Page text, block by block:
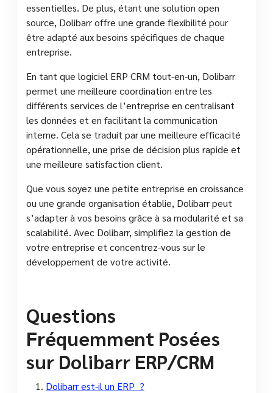
essentielles. De plus, étant une solution open
source, Dolibarr offre une grande flexibilité pour
être adapté aux besoins spécifiques de chaque
entreprise.
En tant que logiciel ERP CRM tout-en-un, Dolibarr
permet une meilleure coordination entre les
différents services de l’entreprise en centralisant
les données et en facilitant la communication
interne. Cela se traduit par une meilleure efficacité
opérationnelle, une prise de décision plus rapide et
une meilleure satisfaction client.
Que vous soyez une petite entreprise en croissance
ou une grande organisation établie, Dolibarr peut
s’adapter à vos besoins grâce à sa modularité et sa
scalabilité. Avec Dolibarr, simplifiez la gestion de
votre entreprise et concentrez-vous sur le
développement de votre activité.
Questions
Fréquemment Posées
sur Dolibarr ERP/CRM
Dolibarr est-il un ERP ?